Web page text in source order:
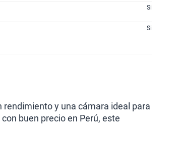
Si
Si
y una cámara ideal para
buen precio en Perú, este